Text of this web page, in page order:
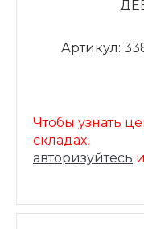
Артикул:
Чтобы узнать
складах,
авторизуйтесь